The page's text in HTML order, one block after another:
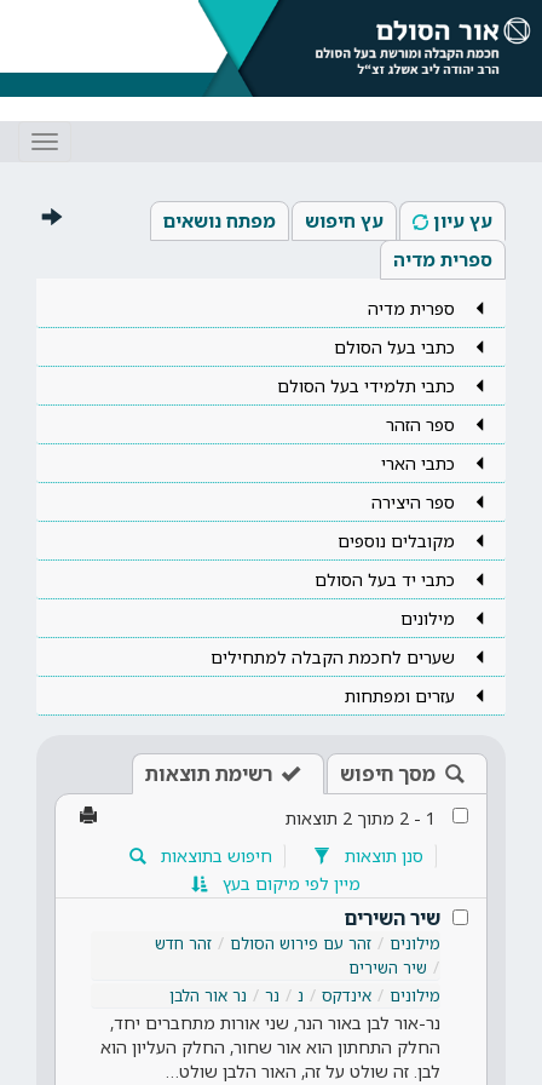
עץ עיון עץ חיפוש
מפתח נושאים
ספרית מדיה
ספרית מדיה
כתבי בעל הסולם
כתבי תלמידי בעל הסולם
ספר הזהר
כתבי הארי
ספר היצירה
מקובלים נוספים
כתבי יד בעל הסולם
מילונים
שערים לחכמת הקבלה למתחילים
עזרים ומפתחות
מסך חיפוש רשימת תוצאות
1
-
2 מתוך 2 תוצאות
סנן תוצאות
חיפוש בתוצאות
מיין לפי מיקום בעץ
שיר השירים
מילונים זהר עם פירוש הסולם
זהר חדש
שיר השירים
מילונים
אינדקס נ נר נר אור הלבן
נר-אור לבן באור הנר, שני אורות מתחברים יחד,
החלק התחתון הוא אור שחור, החלק העליון הוא
לבן. זה שולט על זה, האור הלבן שולט…